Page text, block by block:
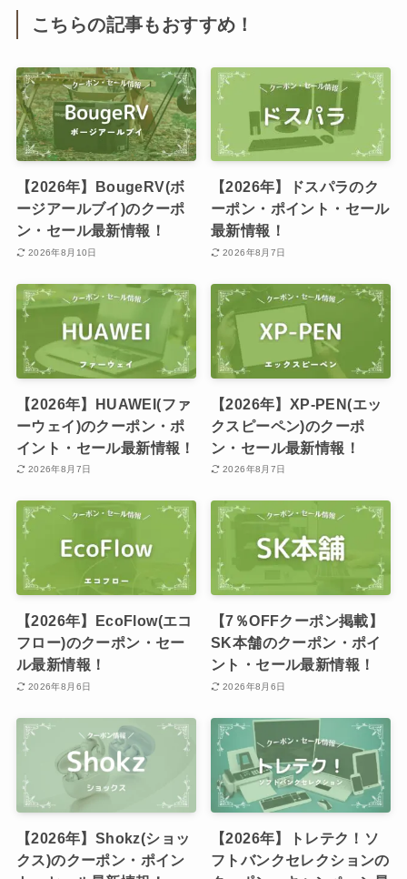
こちらの記事もおすすめ！
【2026年】BougeRV(ボ
ージアールブイ)のクーポ
ン・セール最新情報！
2026年8月10日
【2026年】ドスパラのク
ーポン・ポイント・セール
最新情報！
2026年8月7日
【2026年】HUAWEI(ファ
ーウェイ)のクーポン・ポ
イント・セール最新情報！
2026年8月7日
【2026年】XP-PEN(エッ
クスピーペン)のクーポ
ン・セール最新情報！
2026年8月7日
【2026年】EcoFlow(エコ
フロー)のクーポン・セー
ル最新情報！
2026年8月6日
【7％OFFクーポン掲載】
SK本舗のクーポン・ポイ
ント・セール最新情報！
2026年8月6日
【2026年】Shokz(ショッ
クス)のクーポン・ポイン
【2026年】トレテク！ソ
フトバンクセレクションの